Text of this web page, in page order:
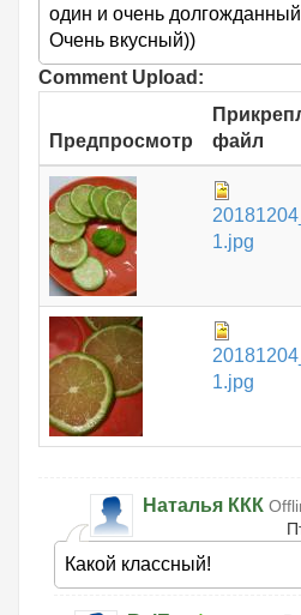
один и очень
Очень вкусный))
Comment Upload:
Предпросмотр
файл
1.jpg
1.jpg
Наталья ККК
Какой классный!